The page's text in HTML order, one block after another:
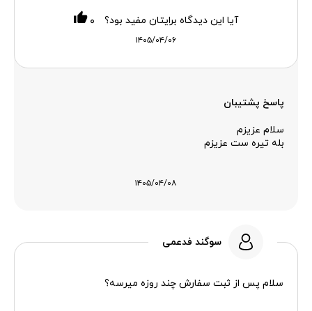
۱۴۰۵/۰۴/۰۶
آیا این دیدگاه برایتان مفید بود؟ ۰
پاسخ پشتیبان
سلام عزیزم
بله تیره ست عزیزم
۱۴۰۵/۰۴/۰۸
سوگند فدعمی
سلام پس از ثبت سفارش چند روزه میرسه؟